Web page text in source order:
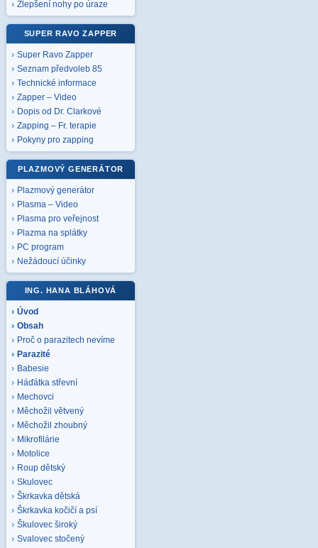
Zlepšení nohy po úraze
SUPER RAVO ZAPPER
Super Ravo Zapper
Seznam předvoleb 85
Technické informace
Zapper – Video
Dopis od Dr. Clarkové
Zapping – Fr. terapie
Pokyny pro zapping
PLAZMOVÝ GENERÁTOR
Plazmový generátor
Plasma – Video
Plasma pro veřejnost
Plazma na splátky
PC program
Nežádoucí účinky
ING. HANA BLÁHOVÁ
Úvod
Obsah
Proč o parazitech nevíme
Parazité
Babesie
Háďátka střevní
Mechovci
Měchožil větvený
Měchožil zhoubný
Mikrofilárie
Motolice
Roup dětský
Skulovec
Škrkavka dětská
Škrkavka kočičí a psí
Škulovec široký
Svalovec stočený